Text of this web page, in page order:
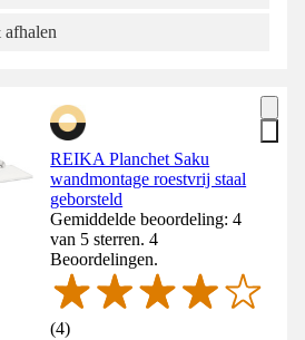
afhalen
REIKA Planchet Saku
wandmontage roestvrij staal
geborsteld
Gemiddelde beoordeling: 4
van 5 sterren. 4
Beoordelingen.
(4)